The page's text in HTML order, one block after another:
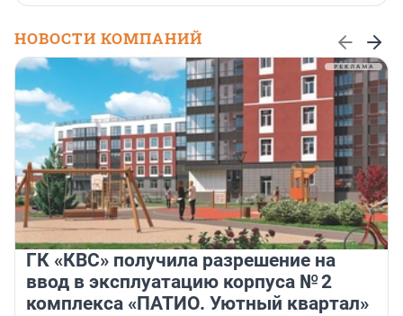
НОВОСТИ КОМПАНИЙ
ГК «КВС» получила разрешение на
ввод в эксплуатацию корпуса № 2
комплекса «ПАТИО. Уютный квартал»